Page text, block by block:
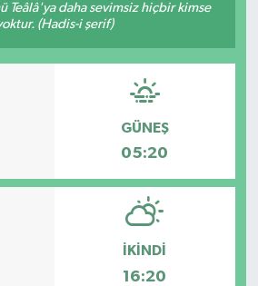
Teâlâ'ya daha sevimsiz hiçbir kimse
(Hadis-i şerif)
GÜNEŞ
05:20
İKINDI
16:20